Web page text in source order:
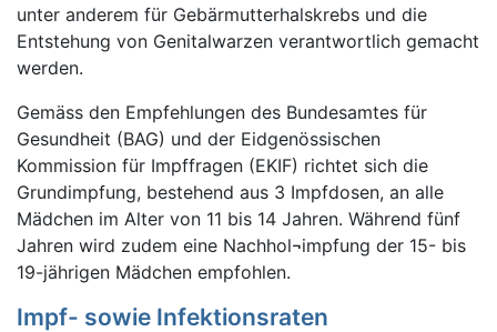
unter anderem für Gebärmutterhalskrebs und die
Entstehung von Genitalwarzen verantwortlich gemacht
werden.
Gemäss den Empfehlungen des Bundesamtes für
Gesundheit (BAG) und der Eidgenössischen
Kommission für Impffragen (EKIF) richtet sich die
Grundimpfung, bestehend aus 3 Impfdosen, an alle
Mädchen im Alter von 11 bis 14 Jahren. Während fünf
Jahren wird zudem eine Nachhol¬impfung der 15- bis
19-jährigen Mädchen empfohlen.
Impf- sowie Infektionsraten